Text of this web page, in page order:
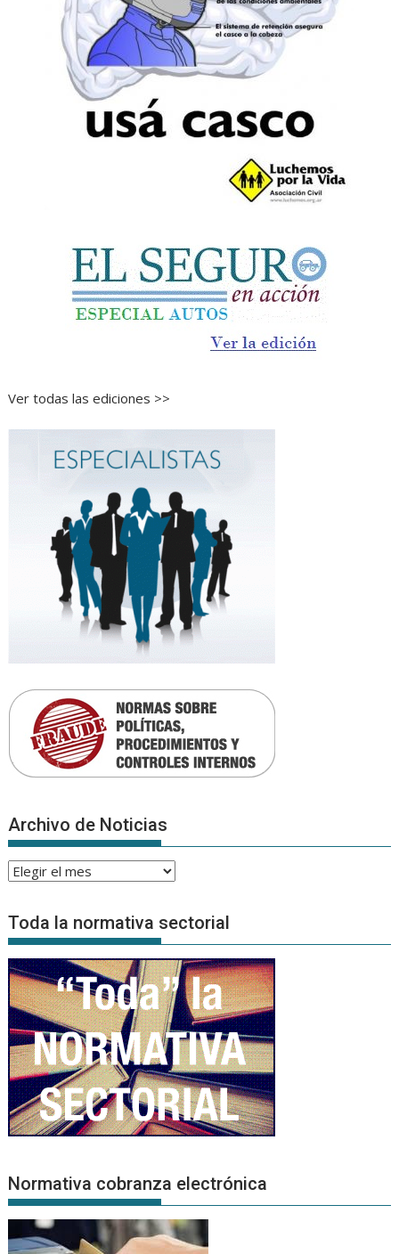
Ver todas las ediciones >>
Archivo de Noticias
Archivo
Noticias
Toda la normativa sectorial
Normativa cobranza electrónica